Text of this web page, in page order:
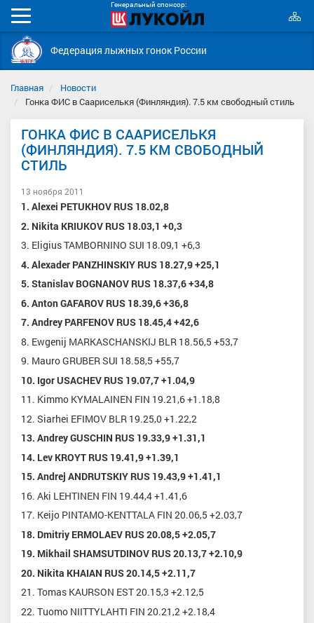
Генеральный спонсор:
Мобильное
меню
Федерация лыжных гонок России
Главная
Новости
Гонка ФИС в Саариселькя (Финляндия). 7.5 км свободный стиль
ГОНКА ФИС В СААРИСЕЛЬКЯ
(ФИНЛЯНДИЯ). 7.5 КМ СВОБОДНЫЙ
СТИЛЬ
13 ноября 2011
1. Alexei PETUKHOV RUS 18.02,8
2. Nikita KRIUKOV RUS 18.03,1 +0,3
3. Eligius TAMBORNINO SUI 18.09,1 +6,3
4. Alexader PANZHINSKIY RUS 18.27,9 +25,1
5. Stanislav BOGNANOV RUS 18.37,6 +34,8
6. Anton GAFAROV RUS 18.39,6 +36,8
7. Andrey PARFENOV RUS 18.45,4 +42,6
8. Ewgenij MARKASCHANSKIJ BLR 18.56,5 +53,7
9. Mauro GRUBER SUI 18.58,5 +55,7
10. Igor USACHEV RUS 19.07,7 +1.04,9
11. Kimmo KYMALAINEN FIN 19.21,6 +1.18,8
12. Siarhei EFIMOV BLR 19.25,0 +1.22,2
13. Andrey GUSCHIN RUS 19.33,9 +1.31,1
14. Lev KROYT RUS 19.41,9 +1.39,1
15. Andrej ANDRUTSKIY RUS 19.43,9 +1.41,1
16. Aki LEHTINEN FIN 19.44,4 +1.41,6
17. Keijo PINTAMO-KENTTALA FIN 20.06,5 +2.03,7
18. Dmitriy ERMOLAEV RUS 20.08,5 +2.05,7
19. Mikhail SHAMSUTDINOV RUS 20.13,7 +2.10,9
20. Nikita KHAIAN RUS 20.14,5 +2.11,7
21. Tomas KAURSON EST 20.15,3 +2.12,5
22. Tuomo NIITTYLAHTI FIN 20.21,2 +2.18,4